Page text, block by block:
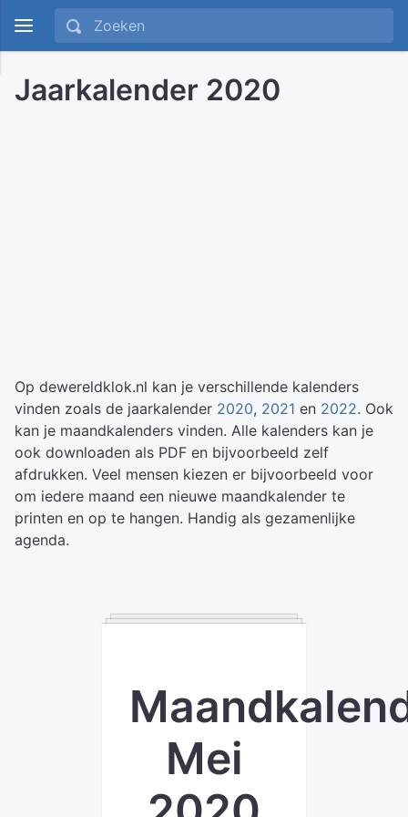
Jaarkalender 2020
Op dewereldklok.nl kan je verschillende kalenders
vinden zoals de jaarkalender 2020, 2021 en 2022. Ook
kan je maandkalenders vinden. Alle kalenders kan je
ook downloaden als PDF en bijvoorbeeld zelf
afdrukken. Veel mensen kiezen er bijvoorbeeld voor
om iedere maand een nieuwe maandkalender te
printen en op te hangen. Handig als gezamenlijke
agenda.
Mei